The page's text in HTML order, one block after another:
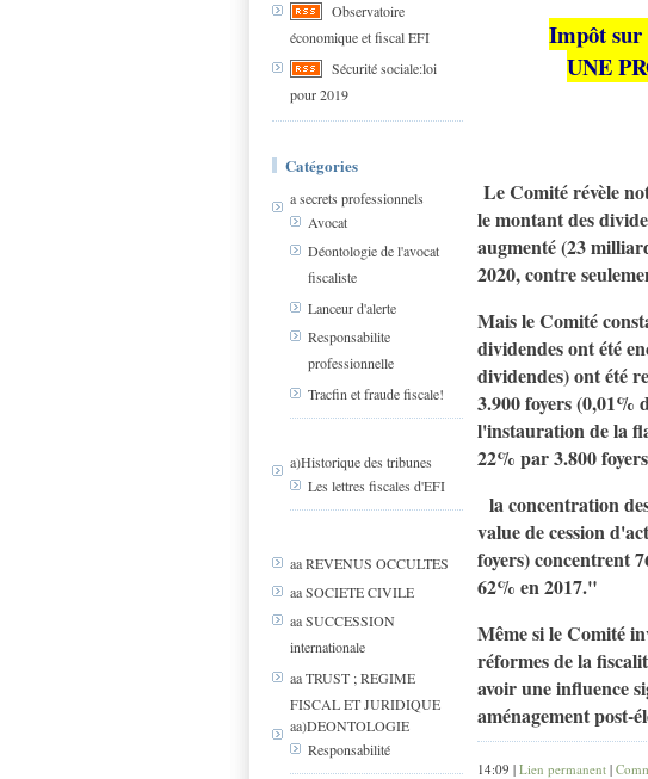
Observatoire
économique et fiscal EFI
Sécurité sociale:loi
pour 2019
Catégories
a secrets professionnels
Avocat
Déontologie de l'avocat
fiscaliste
Lanceur d'alerte
Responsabilite
professionnelle
Tracfin et fraude fiscale!
a)Historique des tribunes
Les lettres fiscales d'EFI
aa REVENUS OCCULTES
aa SOCIETE CIVILE
aa SUCCESSION
internationale
aa TRUST ; REGIME
FISCAL ET JURIDIQUE
aa)DEONTOLOGIE
Responsabilité
Impôt sur
UNE
Le Comité révèle
le montant des
augmenté (23
2020, contre
Mais le Comité
dividendes ont été
dividendes) ont été
3.900 foyers (0,01%
l'instauration de la
22% par 3.800
la concentration
value de cession
foyers) concentrent
62% en 2017."
Même si le Comité
réformes de la
avoir une influence
aménagement post-
14:09 | Lien permanent |